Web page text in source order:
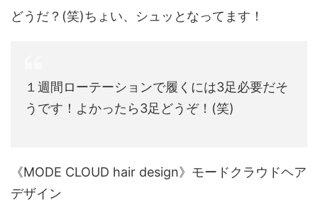
どうだ？(笑)ちょい、シュッとなってます！
１週間ローテーションで履くには3足必要だそ
うです！よかったら3足どうぞ！(笑)
《MODE CLOUD hair design》モードクラウドヘア
デザイン